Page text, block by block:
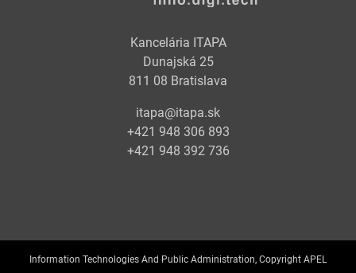
Kancelária ITAPA
Dunajská 25
811 08 Bratislava
itapa@itapa.sk
+421 948 306 893
+421 948 392 736
Information Technologies And Public Administration, Copyright APEL